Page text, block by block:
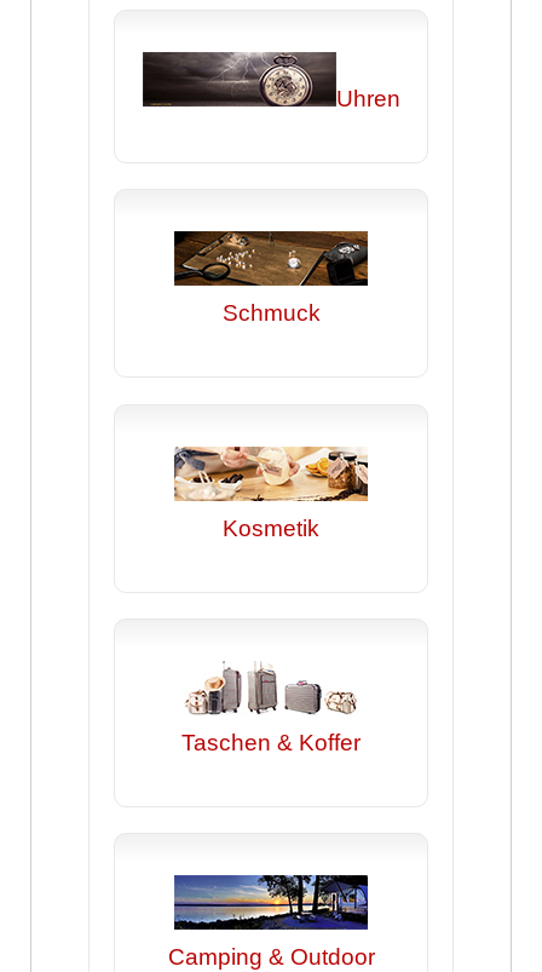
Uhren
Schmuck
Kosmetik
Taschen & Koffer
Camping & Outdoor